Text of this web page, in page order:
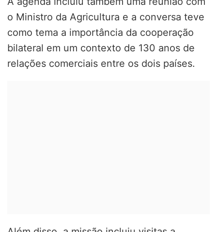
o Ministro da Agricultura e a conversa teve
como tema a importância da cooperação
bilateral em um contexto de 130 anos de
relações comerciais entre os dois países.